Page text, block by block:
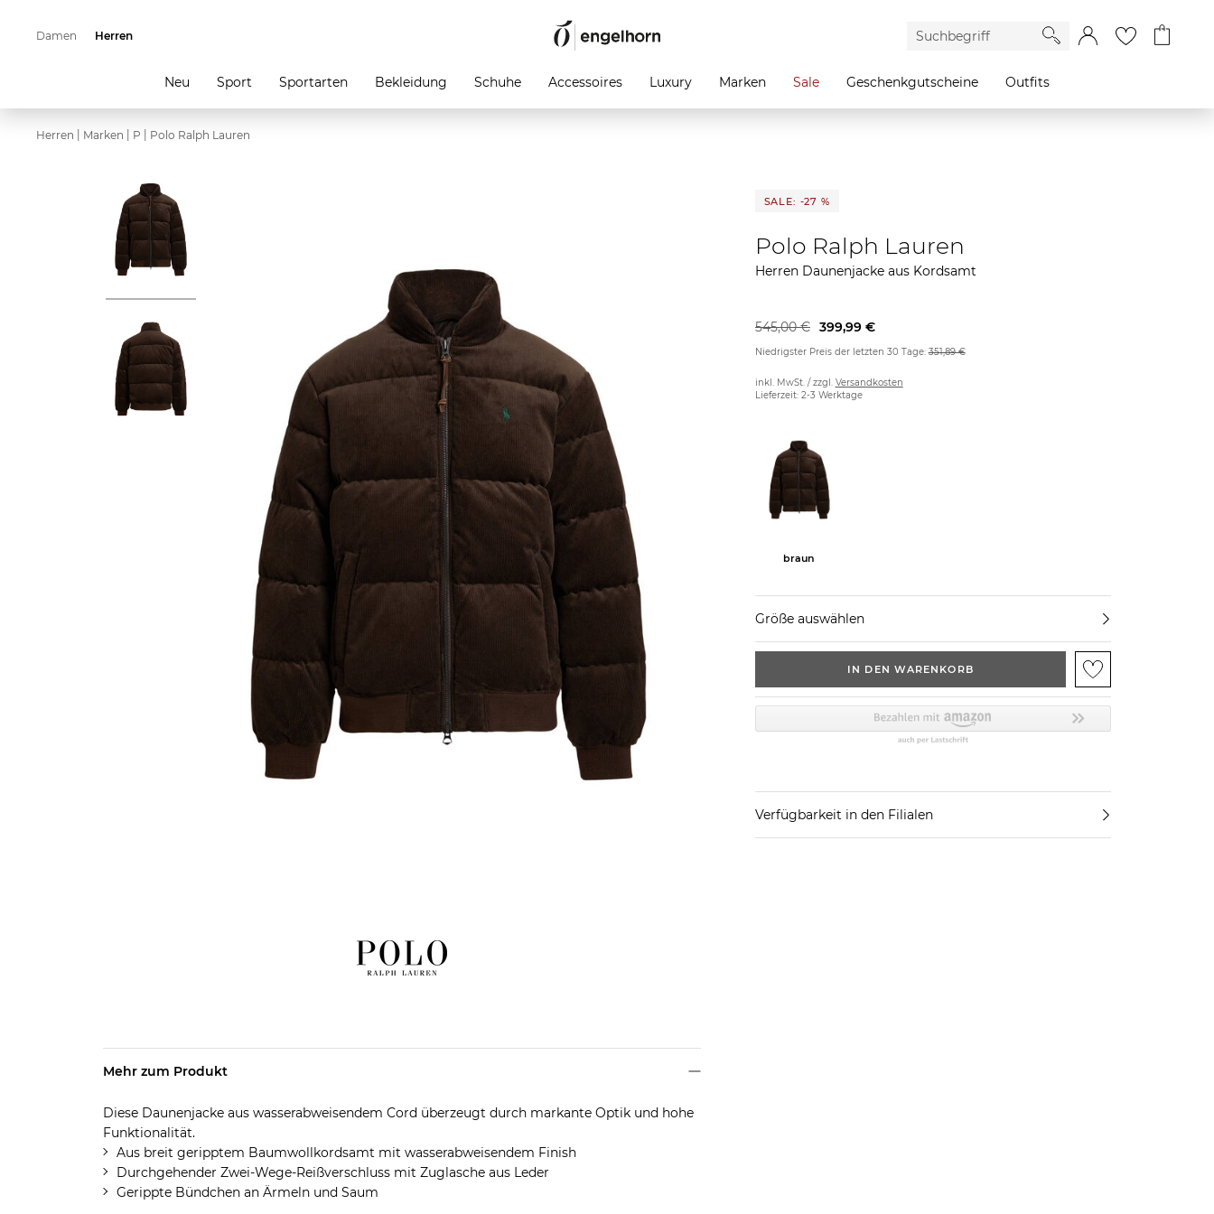
Damen Herren
Neu Sport Sportarten Bekleidung Schuhe Accessoires Luxury Marken Sale Geschenkgutscheine Outfits
Herren Marken P Polo Ralph Lauren
SALE: -27 %
Polo Ralph Lauren
Herren Daunenjacke aus Kordsamt
399,99 €
545,00 €
Niedrigster Preis der letzten 30 Tage:351,89 €
inkl. MwSt. / zzgl. Versandkosten
Lieferzeit: 2-3 Werktage
braun
Größe auswählen
IN DEN WARENKORB
Verfügbarkeit in den Filialen
Mehr zum Produkt
Diese Daunenjacke aus wasserabweisendem Cord überzeugt durch markante Optik und hohe
Funktionalität.
Aus breit geripptem Baumwollkordsamt mit wasserabweisendem Finish
Durchgehender Zwei-Wege-Reißverschluss mit Zuglasche aus Leder
Gerippte Bündchen an Ärmeln und Saum